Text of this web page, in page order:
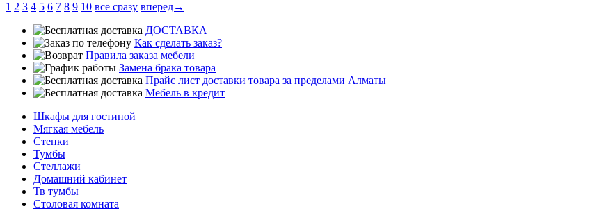
1 2 3 4 5 6 7 8 9 10 все сразу вперед→
ДОСТАВКА
Как сделать заказ?
Правила заказа мебели
Замена брака товара
Прайс лист доставки товара за пределами Алматы
Мебель в кредит
Шкафы для гостиной
Мягкая мебель
Стенки
Тумбы
Стеллажи
Домашний кабинет
Тв тумбы
Столовая комната